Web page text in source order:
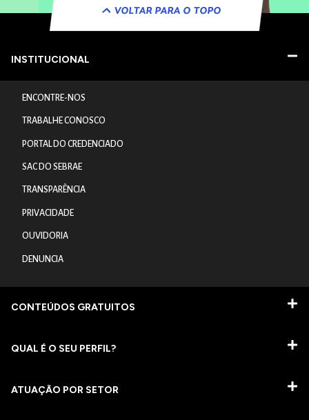
VOLTAR PARA O TOPO
INSTITUCIONAL
ENCONTRE-NOS
TRABALHE CONOSCO
PORTAL DO CREDENCIADO
SAC DO SEBRAE
TRANSPARÊNCIA
PRIVACIDADE
OUVIDORIA
DENUNCIA
CONTEÚDOS GRATUITOS
QUAL É O SEU PERFIL?
ATUAÇÃO POR SETOR